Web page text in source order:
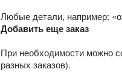
Любые детали, например:
Добавить еще заказ
При необходимости можно
разных заказов).